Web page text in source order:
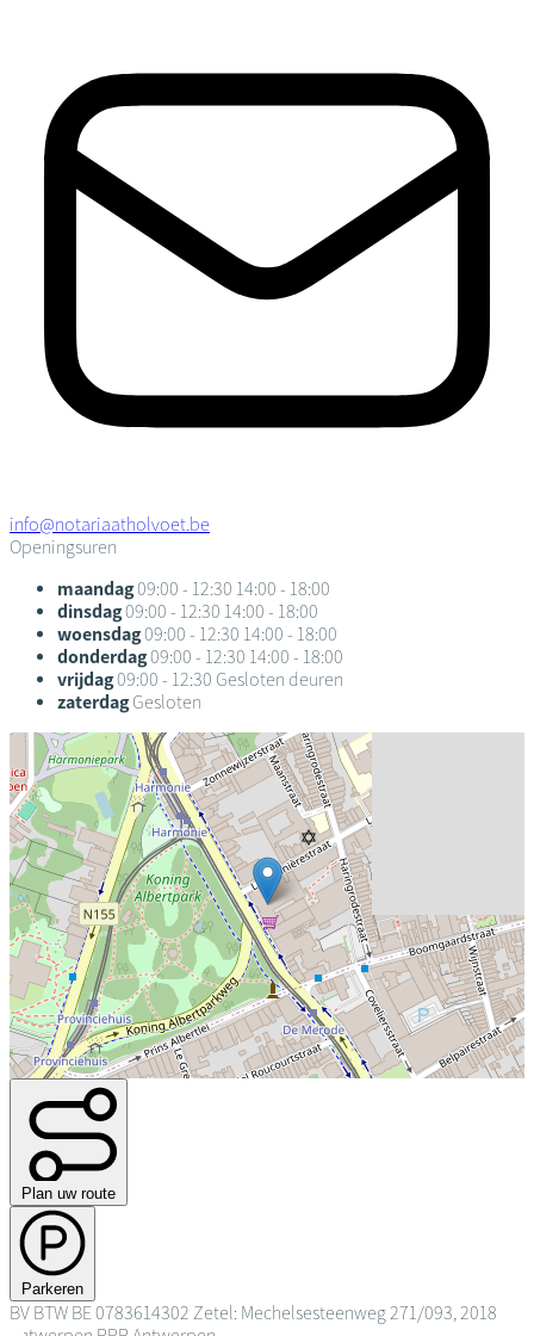
info@notariaatholvoet.be
Openingsuren
maandag09:00 - 12:30 14:00 - 18:00
dinsdag09:00 - 12:30 14:00 - 18:00
woensdag09:00 - 12:30 14:00 - 18:00
donderdag09:00 - 12:30 14:00 - 18:00
vrijdag09:00 - 12:30 Gesloten deuren
zaterdag Gesloten
Plan uw route
Parkeren
BV BTW BE 0783614302 Zetel: Mechelsesteenweg 271/093, 2018